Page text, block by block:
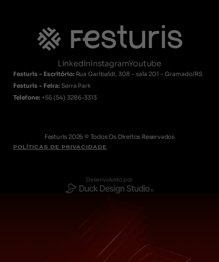
LinkedInInstagramYoutube
Festuris - Escritório: Rua Garibaldi, 308 - sala 201 - Gramado/RS
Festuris - Feira: Serra Park
Telefone: +55 (54) 3286-3313
Festuris 2026 © Todos Os Direitos Reservados
POLÍTICAS DE PRIVACIDADE
Desenvolvido por